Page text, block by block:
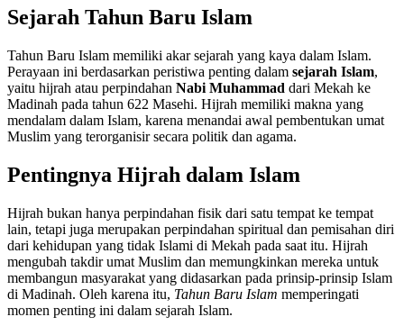
Sejarah Tahun Baru Islam
Tahun Baru Islam memiliki akar sejarah yang kaya dalam Islam.
Perayaan ini berdasarkan peristiwa penting dalam sejarah Islam,
yaitu hijrah atau perpindahan Nabi Muhammad dari Mekah ke
Madinah pada tahun 622 Masehi. Hijrah memiliki makna yang
mendalam dalam Islam, karena menandai awal pembentukan umat
Muslim yang terorganisir secara politik dan agama.
Pentingnya Hijrah dalam Islam
Hijrah bukan hanya perpindahan fisik dari satu tempat ke tempat
lain, tetapi juga merupakan perpindahan spiritual dan pemisahan diri
dari kehidupan yang tidak Islami di Mekah pada saat itu. Hijrah
mengubah takdir umat Muslim dan memungkinkan mereka untuk
membangun masyarakat yang didasarkan pada prinsip-prinsip Islam
di Madinah. Oleh karena itu, Tahun Baru Islam memperingati
momen penting ini dalam sejarah Islam.